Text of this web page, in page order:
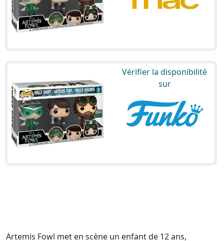
Vérifier la disponibilité
sur
Artemis Fowl met en scène un enfant de 12 ans,